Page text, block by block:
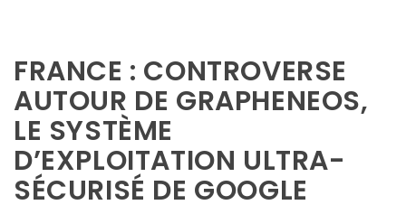
FRANCE : CONTROVERSE
AUTOUR DE GRAPHENEOS,
LE SYSTÈME
D’EXPLOITATION ULTRA-
SÉCURISÉ DE GOOGLE